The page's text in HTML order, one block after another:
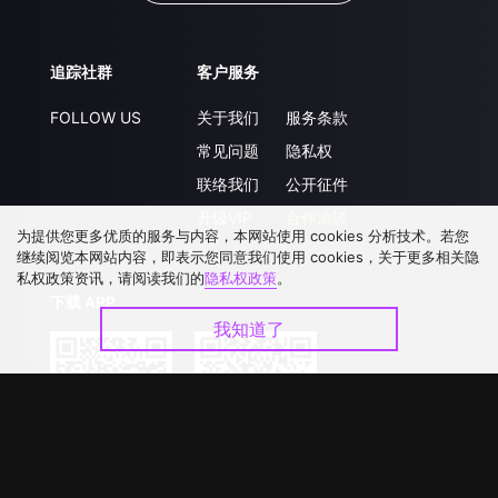
追踪社群
FOLLOW US
客户服务
关于我们
常见问题
联络我们
服务条款
隐私权
公开征件
为提供您更多优质的服务与内容，本网站使用 cookies 分析技术。若您
继续阅览本网站内容，即表示您同意我们使用 cookies，关于更多相关隐
私权政策资讯，请阅读我们的隐私权政策。
我知道了